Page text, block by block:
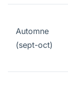
Automne
(sept-oct)